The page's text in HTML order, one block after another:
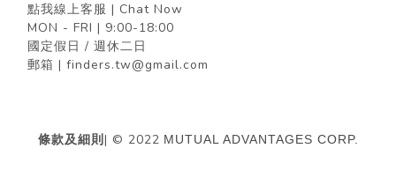
點我線上客服 | Chat Now
MON - FRI | 9:00-18:00
國定假日 / 週休二日
郵箱 | finders.tw@gmail.com
條款及細則| © 2022 MUTUAL ADVANTAGES CORP.